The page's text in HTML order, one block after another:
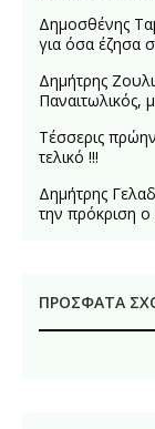
Δημοσθένης
για όσα έζησα
Δημήτρης
Παναιτωλικός,
Τέσσερις
τελικό !!!
Δημήτρης
την πρόκριση ο
ΠΡΌΣΦΑΤΑ